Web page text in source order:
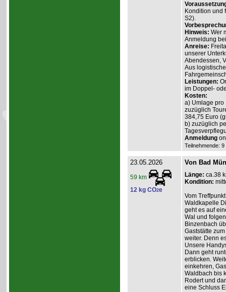
Kondition und
S2).
Hinweis: Wer
Anmeldung
Anreise:
unserer
Abendessen,
Aus
Leistungen:
im Doppel-
Kosten:
a) Umlage pro
zuzüglich
384,75 Euro
b) zuzüglich
Anmeldung
Teilnehmende:
23.05.2026
59 km
12 kg CO2e
Von Bad
Länge: ca.38
Kondition:
Vom
Waldkapelle
geht es auf
Wal und
Binzenbach
Gaststätte
weiter. Denn
Unsere
Dann geht
erblicken.
einkehren,
Waldbach bis
Rodert und
eine Schluss